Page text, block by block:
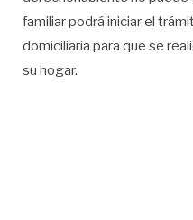
familiar podrá iniciar el
domiciliaria para que se
su hogar.